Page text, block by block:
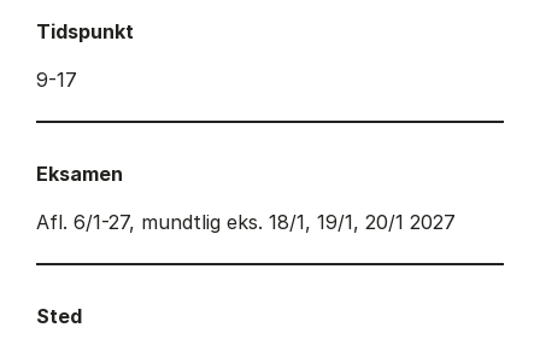
Tidspunkt
9-17
Eksamen
Afl. 6/1-27, mundtlig eks. 18/1, 19/1, 20/1 2027
Sted